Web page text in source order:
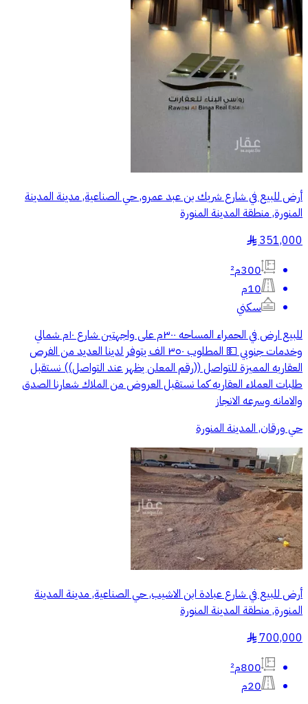
أرض للبيع في شارع شريك بن عبد عمرو, حي الصناعية, مدينة المدينة
المنورة, منطقة المدينة المنورة
351,000
§
300م²
10م
سكني
للبيع ارض في الحمراء المساحه ٣٠٠م على واجهتين شارع ١٠م شمالي
وخدمات جنوبي 💵 المطلوب ٣٥٠ الف يتوفر لدينا العديد من الفرص
العقاريه المميزة للتواصل ((رقم المعلن يظهر عند التواصل)) نستقبل
طلبات العملاء العقاريه كما نستقبل العروض من الملاك شعارنا الصدق
والامانه وسرعه الانجاز
حي ورقان, المدينة المنورة
أرض للبيع في شارع عبادة ابن الاشيب, حي الصناعية, مدينة المدينة
المنورة, منطقة المدينة المنورة
700,000
§
800م²
20م